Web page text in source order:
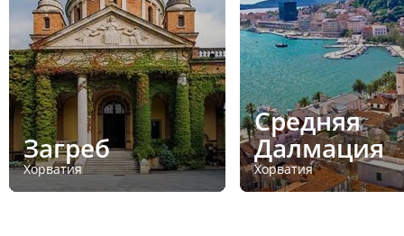
Загреб
Хорватия
Средняя
Далмация
Хорватия